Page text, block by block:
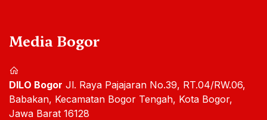
Media Bogor
DILO Bogor Jl. Raya Pajajaran No.39, RT.04/RW.06,
Babakan, Kecamatan Bogor Tengah, Kota Bogor,
Jawa Barat 16128